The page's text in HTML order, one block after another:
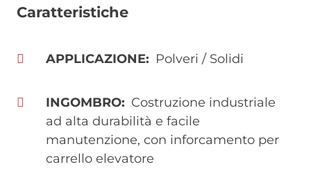
Caratteristiche
APPLICAZIONE Polveri / Solidi
INGOMBRO
Costruzione industriale
ad alta durabilità e facile
manutenzione, con inforcamento per
carrello elevatore